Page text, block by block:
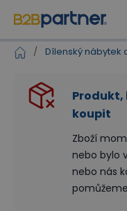
/ Dílenský nábytek
Produkt,
koupit
Zboží
nebo bylo
nebo nás